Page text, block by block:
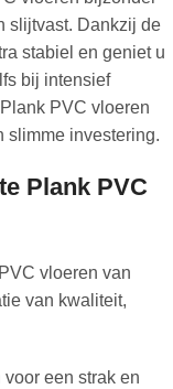
slijtvast. Dankzij de
stabiel en geniet u
bij intensief
PVC vloeren
slimme investering.
Plank PVC
vloeren van
van kwaliteit,
een strak en